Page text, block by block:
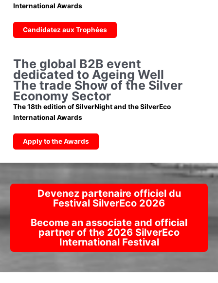
International Awards
Candidatez aux Trophées
The global B2B event
dedicated to Ageing Well
The trade Show of the Silver
Economy Sector
The 18th edition of SilverNight and the SilverEco
International Awards
Apply to the Awards
Devenez partenaire officiel du
Festival SilverEco 2026
Become an associate and official
partner of the 2026 SilverEco
International Festival